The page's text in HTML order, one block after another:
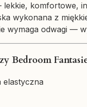
komfortowe,
wykonana z
wymaga odwagi —
Bedroom
elastyczna